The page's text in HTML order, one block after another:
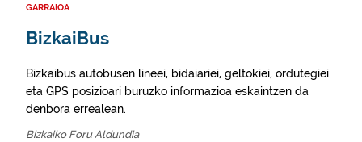
GARRAIOA
BizkaiBus
Bizkaibus autobusen lineei, bidaiariei, geltokiei, ordutegiei
eta GPS posizioari buruzko informazioa eskaintzen da
denbora errealean.
Bizkaiko Foru Aldundia